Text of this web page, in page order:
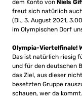
dem Konto von Niels
freut sich natürlich
(Di., 3. August 2021,
im Olympischen Dorf
Olympia-Viertelfinale!
Das ist natürlich riesig
und für den deutschen
das Ziel, aus dieser
besetzten Gruppe
schauen, wer da kommt.